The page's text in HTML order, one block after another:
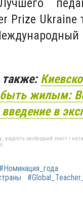
Prize Ukraine
также:
жилым:
введение в
необхідний текст і
#Номинация_года